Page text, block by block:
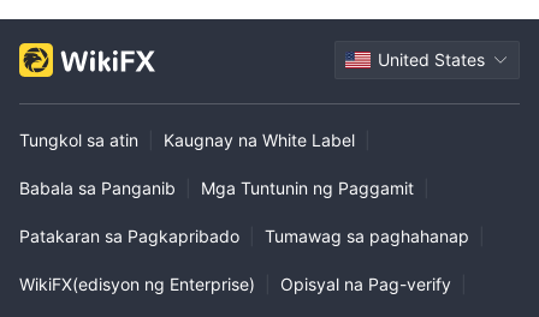
United States
Tungkol sa atin Kaugnay na White Label
Babala sa Panganib Mga Tuntunin ng Paggamit
Patakaran sa Pagkapribado Tumawag sa paghahanap
WikiFX(edisyon ng Enterprise) Opisyal na Pag-verify